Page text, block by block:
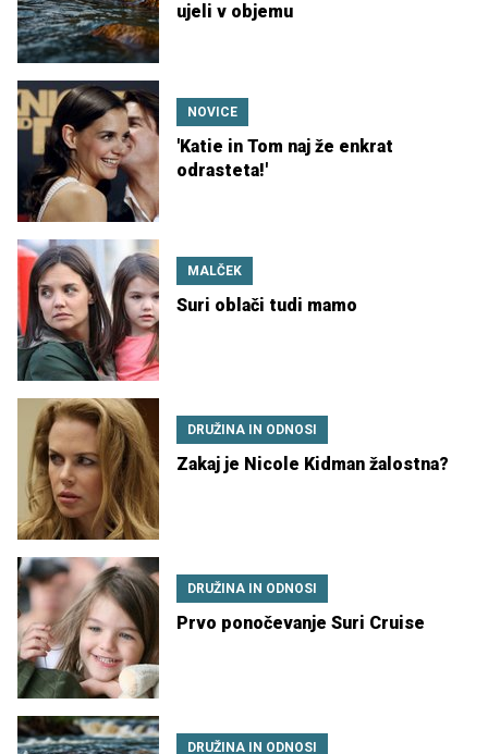
ujeli v objemu
NOVICE
'Katie in Tom naj že enkrat
odrasteta!'
MALČEK
Suri oblači tudi mamo
DRUŽINA IN ODNOSI
Zakaj je Nicole Kidman žalostna?
DRUŽINA IN ODNOSI
Prvo ponočevanje Suri Cruise
DRUŽINA IN ODNOSI